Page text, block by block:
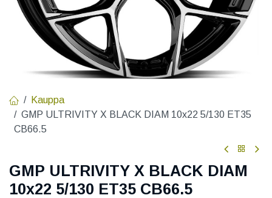
Kauppa
GMP ULTRIVITY X BLACK DIAM 10x22 5/130 ET35
CB66.5
GMP ULTRIVITY X BLACK DIAM
10x22 5/130 ET35 CB66.5